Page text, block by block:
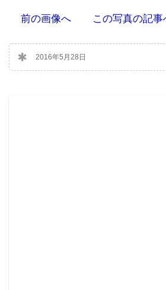
前の画像へ この写真の記事
2016年5月28日